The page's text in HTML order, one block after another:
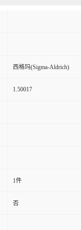
西格玛(Sigma-Aldrich)
1.50017
1件
否